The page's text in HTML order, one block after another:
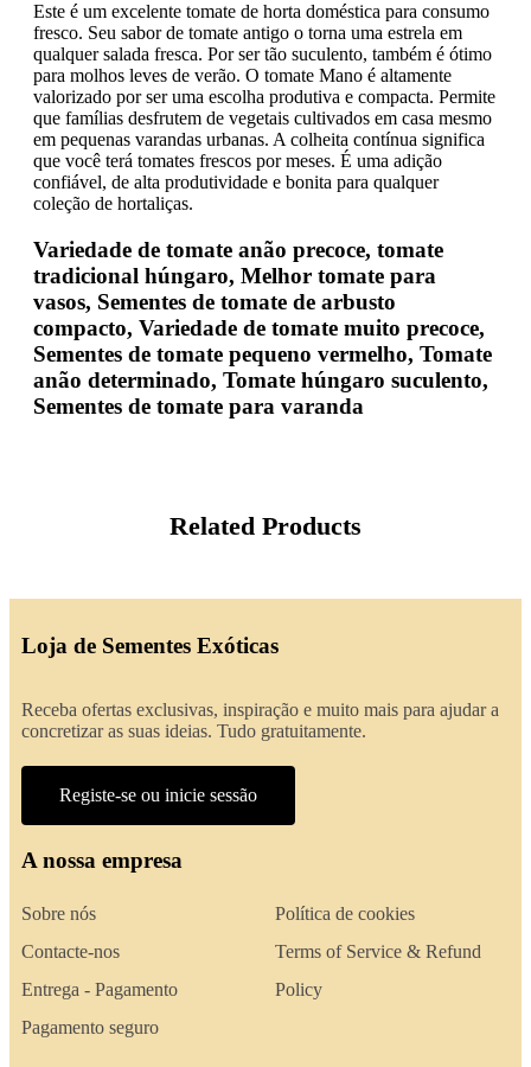
Este é um excelente tomate de horta doméstica para consumo
fresco. Seu sabor de tomate antigo o torna uma estrela em
qualquer salada fresca. Por ser tão suculento, também é ótimo
para molhos leves de verão. O tomate Mano é altamente
valorizado por ser uma escolha produtiva e compacta. Permite
que famílias desfrutem de vegetais cultivados em casa mesmo
em pequenas varandas urbanas. A colheita contínua significa
que você terá tomates frescos por meses. É uma adição
confiável, de alta produtividade e bonita para qualquer
coleção de hortaliças.
Variedade de tomate anão precoce, tomate
tradicional húngaro, Melhor tomate para
vasos, Sementes de tomate de arbusto
compacto, Variedade de tomate muito precoce,
Sementes de tomate pequeno vermelho, Tomate
anão determinado, Tomate húngaro suculento,
Sementes de tomate para varanda
Related Products
Loja de Sementes Exóticas
Receba ofertas exclusivas, inspiração e muito mais para ajudar a
concretizar as suas ideias. Tudo gratuitamente.
Registe-se ou inicie sessão
A nossa empresa
Sobre nós
Contacte-nos
Entrega - Pagamento
Pagamento seguro
Política de cookies
Terms of Service & Refund
Policy